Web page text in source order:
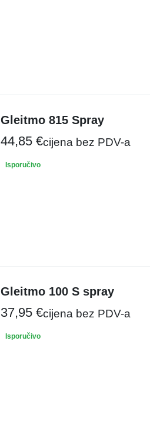
Gleitmo 815 Spray
44,85 €cijena bez PDV-a
Isporučivo
Gleitmo 100 S spray
37,95 €cijena bez PDV-a
Isporučivo